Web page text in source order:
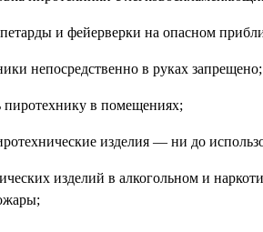
петарды и фейерверки на опасном
непосредственно в руках запрещено;
пиротехнику в помещениях;
изделия — ни до
изделий в алкогольном и